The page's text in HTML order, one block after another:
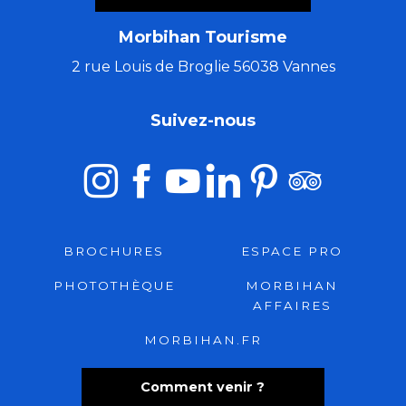
Morbihan Tourisme
2 rue Louis de Broglie 56038 Vannes
Comment venir ?
Suivez-nous
BROCHURES ESPACE PRO
PHOTOTHÈQUE
MORBIHAN
AFFAIRES
MORBIHAN.FR